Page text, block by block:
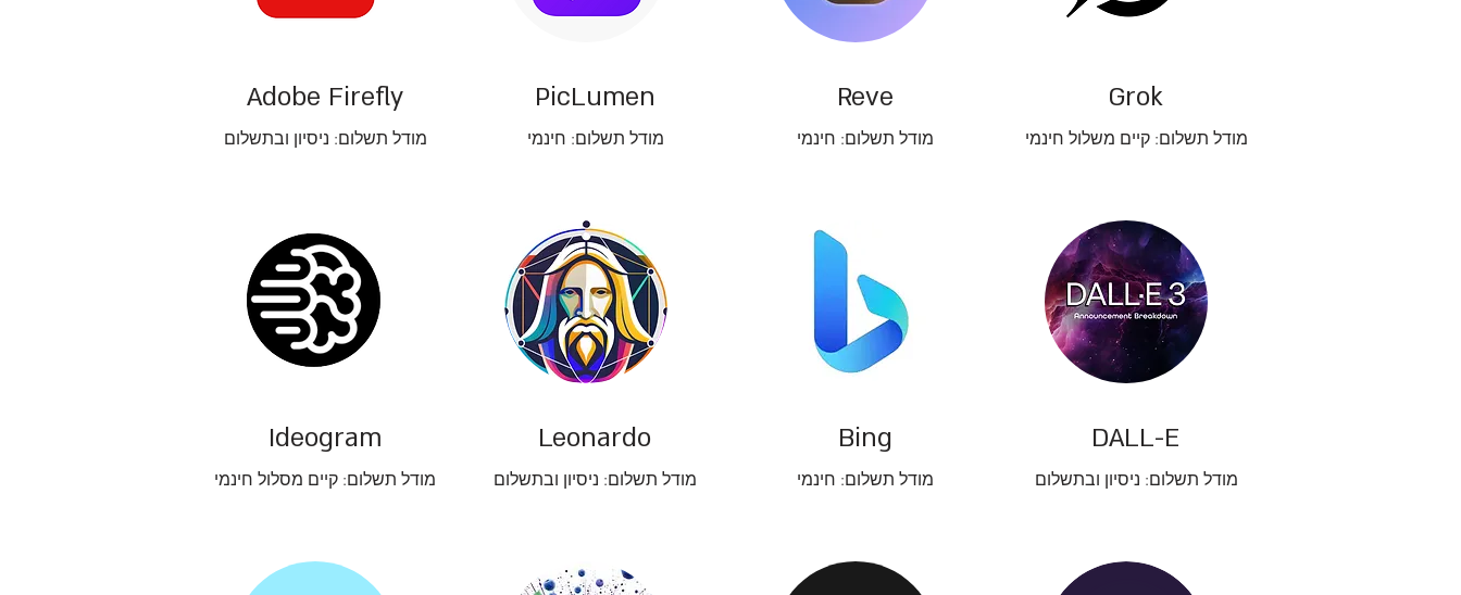
Grok
מודל תשלום: קיים משלול חינמי
DALL-E
מודל תשלום: ניסיון ובתשלום
Reve
מודל תשלום: חינמי
Bing
מודל תשלום: חינמי
PicLumen
מודל תשלום: חינמי
Leonardo
מודל תשלום: ניסיון ובתשלום
Adobe Firefly
מודל תשלום: ניסיון ובתשלום
Ideogram
מודל תשלום: קיים מסלול חינמי